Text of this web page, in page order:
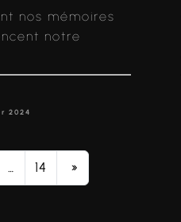
nos mémoires
notre
2024
… 14 »